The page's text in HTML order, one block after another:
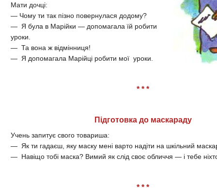
Мати дочці:
— Чому ти так пізно повернулася додому?
— Я була в Марійки — допомагала їй робити
уроки.
— Та вона ж відмінниця!
— Я допомагала Марійці робити мої уроки.
* * *
Підготовка до маскараду
Учень запитує свого товариша:
— Як ти гадаєш, яку маску мені варто надіти на шкільний
— Навіщо тобі маска? Вимий як слід своє обличчя — і тебе
* * *